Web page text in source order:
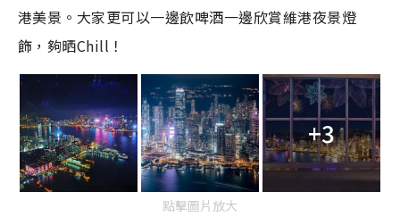
港美景。大家更可以一邊飲啤酒一邊欣賞維港夜景燈
飾，夠晒Chill！
+3
點擊圖片放大